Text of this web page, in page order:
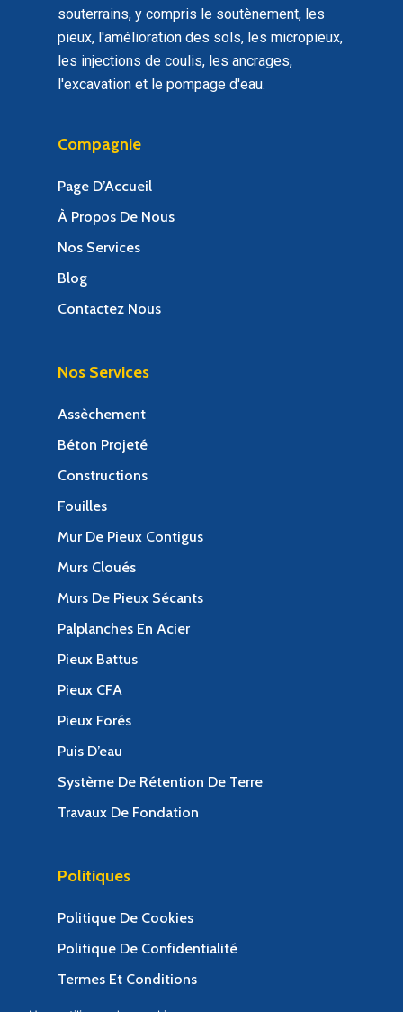
souterrains, y compris le soutènement, les
pieux, l'amélioration des sols, les micropieux,
les injections de coulis, les ancrages,
l'excavation et le pompage d'eau.
Compagnie
Page D’Accueil
À Propos De Nous
Nos Services
Blog
Contactez Nous
Nos Services
Assèchement
Béton Projeté
Constructions
Fouilles
Mur De Pieux Contigus
Murs Cloués
Murs De Pieux Sécants
Palplanches En Acier
Pieux Battus
Pieux CFA
Pieux Forés
Puis D’eau
Système De Rétention De Terre
Travaux De Fondation
Politiques
Politique De Cookies
Politique De Confidentialité
Termes Et Conditions